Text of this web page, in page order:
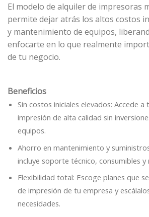
El modelo de alquiler de impresoras
permite dejar atrás los altos costos
y mantenimiento de equipos,
enfocarte en lo que realmente
de tu negocio.
Beneficios
Sin costos iniciales elevados: Accede a
impresión de alta calidad sin
equipos.
Ahorro en mantenimiento y
incluye soporte técnico, consumibles y
Flexibilidad total: Escoge planes que
de impresión de tu empresa y
necesidades.